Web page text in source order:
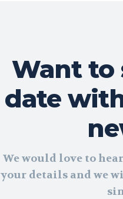
Want to
date
We would love to
your details and we